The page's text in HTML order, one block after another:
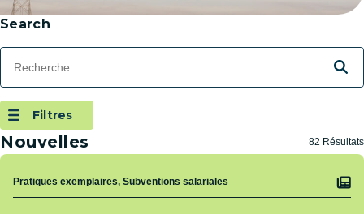
Filtering
Passer aux résultats
Search
FiltresFiltres
(Open Modal Dialog)
Nouvelles 82 Résultats
Sujet
Pratiques exemplaires, Subventions salariales